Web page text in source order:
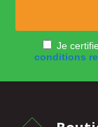
Je
conditions